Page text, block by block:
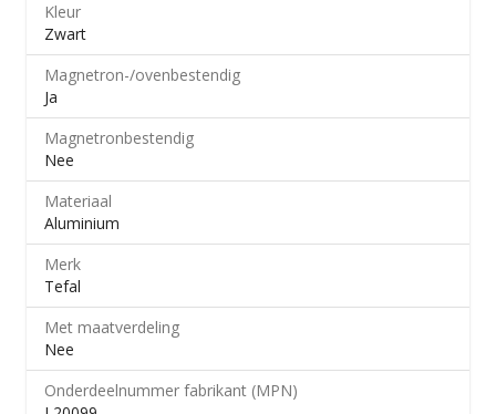
Kleur
Zwart
Magnetron-/​ovenbestendig
Ja
Magnetronbestendig
Nee
Materiaal
Aluminium
Merk
Tefal
Met maatverdeling
Nee
Onderdeelnummer fabrikant (MPN)